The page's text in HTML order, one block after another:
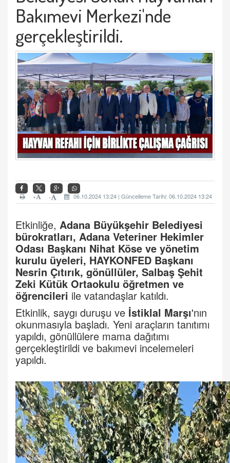
Bakımevi Merkezi'nde
gerçekleştirildi.
06.10.2024 13:24 | Güncelleme Tarihi: 06.10.2024 13:24
-
+
Etkinliğe, Adana Büyükşehir Belediyesi
bürokratları, Adana Veteriner Hekimler
Odası Başkanı Nihat Köse ve yönetim
kurulu üyeleri, HAYKONFED Başkanı
Nesrin Çıtırık, gönüllüler, Salbaş Şehit
Zeki Kütük Ortaokulu öğretmen ve
öğrencileri ile vatandaşlar katıldı.
Etkinlik, saygı duruşu ve İstiklal Marşı'nın
okunmasıyla başladı. Yeni araçların tanıtımı
yapıldı, gönüllülere mama dağıtımı
gerçekleştirildi ve bakımevi incelemeleri
yapıldı.